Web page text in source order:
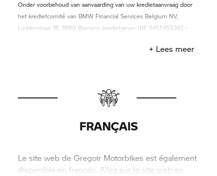
Onder voorbehoud van aanvaarding van uw kredietaanvraag door
het kredietcomité van BMW Financial Services Belgium NV,
Lodderstraat 16, 2880 Bornem, kredietgever (BE 0451.453.242 –
+ Lees meer
FRANÇAIS
Le site web de Gregoir Motorbikes est également
disponible en français. Allez sur le site web en